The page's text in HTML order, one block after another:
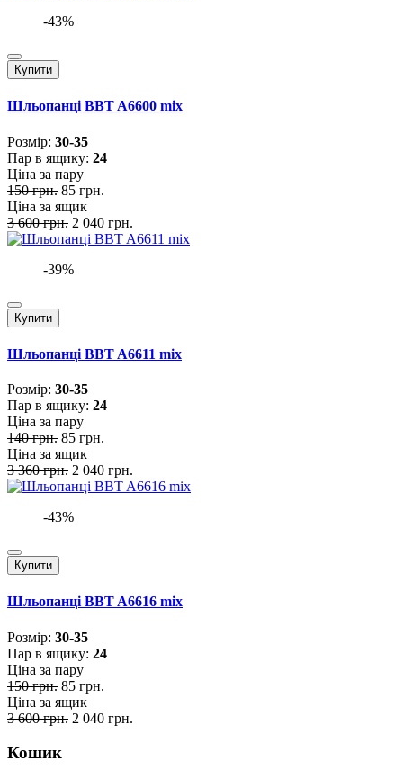
-43%
Купити
Шльопанці BBT A6600 mix
Розмiр: 30-35
Пар в ящику: 24
Ціна за пару
150 грн. 85 грн.
Ціна за ящик
3 600 грн. 2 040 грн.
-39%
Купити
Шльопанці BBT A6611 mix
Розмiр: 30-35
Пар в ящику: 24
Ціна за пару
140 грн. 85 грн.
Ціна за ящик
3 360 грн. 2 040 грн.
-43%
Купити
Шльопанці BBT A6616 mix
Розмiр: 30-35
Пар в ящику: 24
Ціна за пару
150 грн. 85 грн.
Ціна за ящик
3 600 грн. 2 040 грн.
Кошик